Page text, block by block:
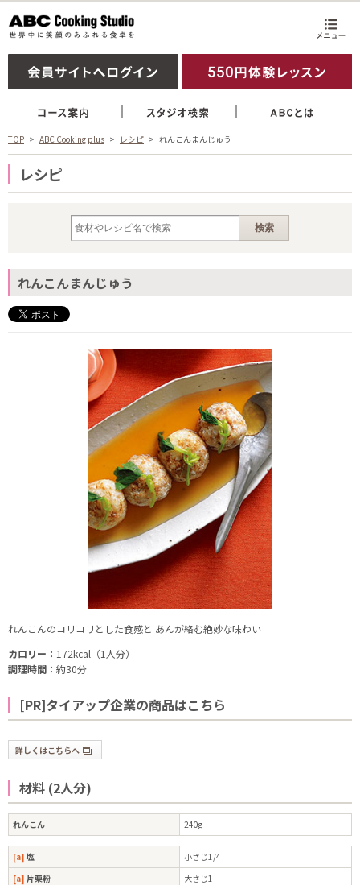
TOP ABC Cooking plus レシピ れんこんまんじゅう
レシピ
れんこんまんじゅう
れんこんのコリコリとした食感と あんが絡む絶妙な味わい
カロリー： 172kcal（1人分）
調理時間： 約30分
[PR]タイアップ企業の商品はこちら
詳しくはこちらへ
材料 (2人分)
れんこん 240g
[a] 塩
小さじ1/4
[a] 片栗粉
大さじ1